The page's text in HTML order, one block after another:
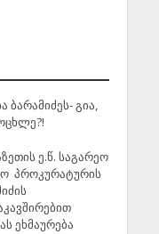
ბარამიძეს- გია,
ე.წ. საგარეო
პროკურატურის
ეხმაურება